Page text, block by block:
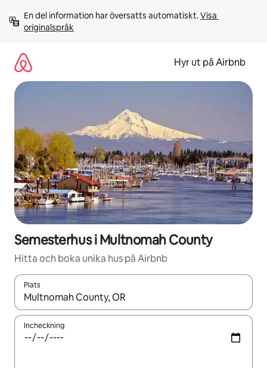
innehåll
En del information har översatts automatiskt. Visa
originalspråk
Hyr ut på Airbnb
Semesterhus i Multnomah County
Hitta och boka unika hus på Airbnb
Plats
När resultaten är tillgängliga kan du navigera med upp- och
Incheckning